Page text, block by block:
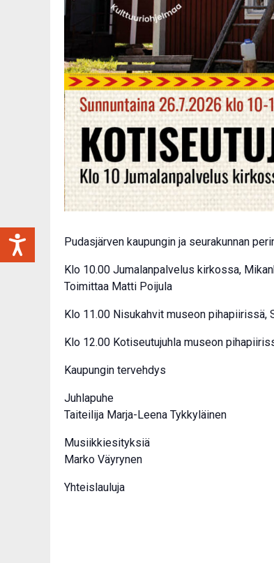
Pudasjärven kaupungin ja seurakunnan
Klo 10.00 Jumalanpalvelus kirkossa,
Toimittaa Matti Poijula
Klo 11.00 Nisukahvit museon
Klo 12.00 Kotiseutujuhla museon
Kaupungin tervehdys
Juhlapuhe
Taiteilija Marja-Leena Tykkyläinen
Musiikkiesityksiä
Marko Väyrynen
Yhteislauluja